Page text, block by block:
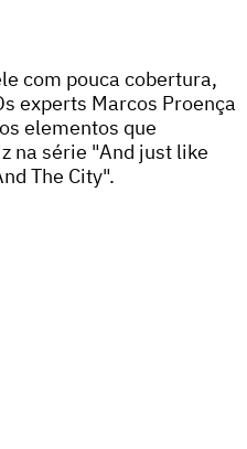
com pouca cobertura,
experts Marcos Proença
elementos que
na série "And just like
The City".